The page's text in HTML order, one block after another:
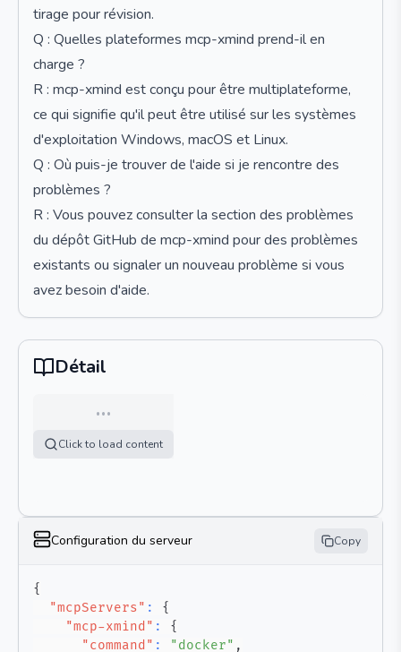
tirage pour révision.
Q : Quelles plateformes mcp-xmind prend-il en
charge ?
R : mcp-xmind est conçu pour être multiplateforme,
ce qui signifie qu'il peut être utilisé sur les systèmes
d'exploitation Windows, macOS et Linux.
Q : Où puis-je trouver de l'aide si je rencontre des
problèmes ?
R : Vous pouvez consulter la section des problèmes
du dépôt GitHub de mcp-xmind pour des problèmes
existants ou signaler un nouveau problème si vous
avez besoin d'aide.
Détail
…
Click to load content
Configuration du serveur Copy
{
"mcpServers" :
{
"mcp-xmind" :
{
"command" : "docker" ,